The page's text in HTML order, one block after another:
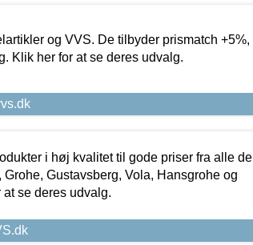
og VVS. De tilbyder prismatch +5%,
Klik her for at se deres udvalg.
i høj kvalitet til gode priser fra alle de
Gustavsberg, Vola, Hansgrohe og
at se deres udvalg.